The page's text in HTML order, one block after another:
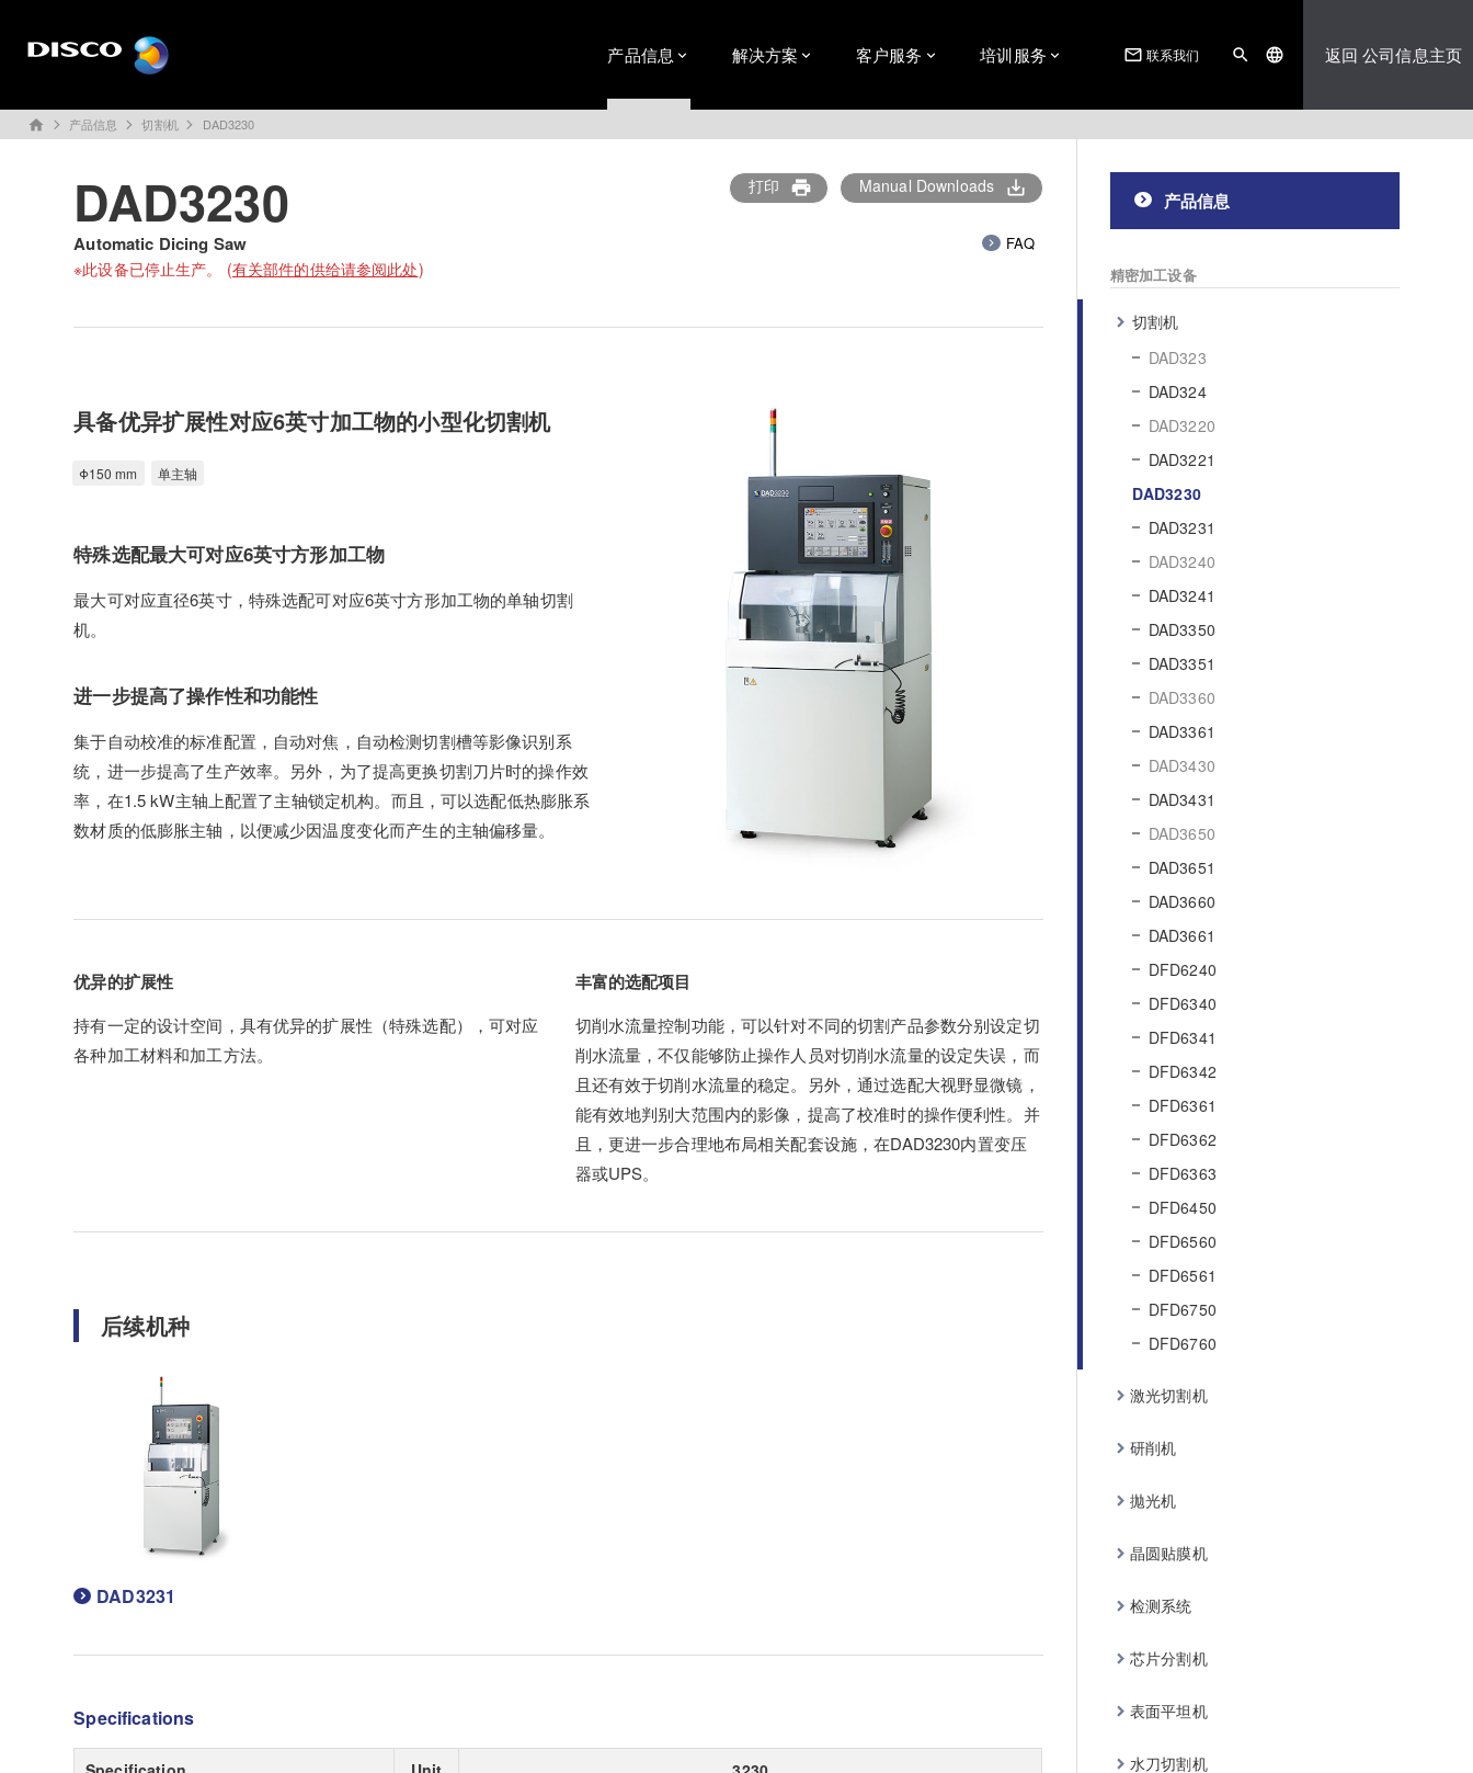
产品信息 解决方案 客户服务 培训服务 mail_outline 联系我们 search language 返回 公司信息主页
home 产品信息 切割机 DAD3230
DAD3230
Automatic Dicing Saw
打印 print Manual Downloads save_alt
FAQ
※此设备已停止生产。 (有关部件的供给请参阅此处)
具备优异扩展性对应6英寸加工物的小型化切割机
Φ150 mm 单主轴
特殊选配最大可对应6英寸方形加工物
最大可对应直径6英寸，特殊选配可对应6英寸方形加工物的单轴切割
机。
进一步提高了操作性和功能性
集于自动校准的标准配置，自动对焦，自动检测切割槽等影像识别系
统，进一步提高了生产效率。另外，为了提高更换切割刀片时的操作效
率，在1.5 kW主轴上配置了主轴锁定机构。而且，可以选配低热膨胀系
数材质的低膨胀主轴，以便减少因温度变化而产生的主轴偏移量。
优异的扩展性
持有一定的设计空间，具有优异的扩展性（特殊选配），可对应
各种加工材料和加工方法。
丰富的选配项目
切削水流量控制功能，可以针对不同的切割产品参数分别设定切
削水流量，不仅能够防止操作人员对切削水流量的设定失误，而
且还有效于切削水流量的稳定。另外，通过选配大视野显微镜，
能有效地判别大范围内的影像，提高了校准时的操作便利性。并
且，更进一步合理地布局相关配套设施，在DAD3230内置变压
器或UPS。
后续机种
DAD3231
Specifications
产品信息
精密加工设备
切割机
DAD323
DAD324
DAD3220
DAD3221
DAD3230
DAD3231
DAD3240
DAD3241
DAD3350
DAD3351
DAD3360
DAD3361
DAD3430
DAD3431
DAD3650
DAD3651
DAD3660
DAD3661
DFD6240
DFD6340
DFD6341
DFD6342
DFD6361
DFD6362
DFD6363
DFD6450
DFD6560
DFD6561
DFD6750
DFD6760
激光切割机
研削机
拋光机
晶圆贴膜机
检测系统
芯片分割机
表面平坦机
水刀切割机